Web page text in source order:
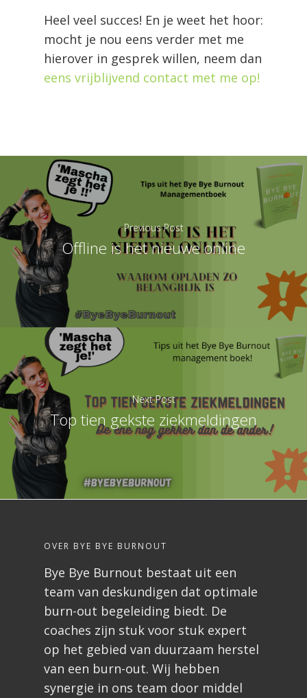
Heel veel succes! En je weet het hoor:
mocht je nou eens verder met me
hierover in gesprek willen, neem dan
eens vrijblijvend contact met me op!
Previous Post
Offline is het nieuwe online
Next Post
Top tien gekste ziekmeldingen
OVER BYE BYE BURNOUT
Bye Bye Burnout bestaat uit een
team van deskundigen dat optimale
burn-out begeleiding biedt. De
coaches zijn stuk voor stuk expert
op het gebied van duurzaam herstel
van een burn-out. Wij hebben
synergie in ons team door middel